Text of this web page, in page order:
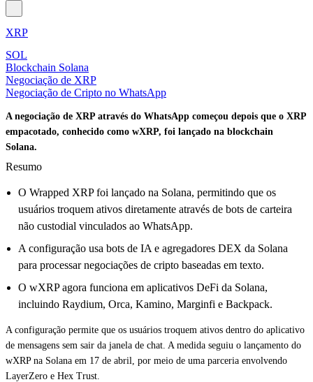
XRP
SOL
Blockchain Solana
Negociação de XRP
Negociação de Cripto no WhatsApp
A negociação de XRP através do WhatsApp começou depois que o XRP
empacotado, conhecido como wXRP, foi lançado na blockchain
Solana.
Resumo
O Wrapped XRP foi lançado na Solana, permitindo que os
usuários troquem ativos diretamente através de bots de carteira
não custodial vinculados ao WhatsApp.
A configuração usa bots de IA e agregadores DEX da Solana
para processar negociações de cripto baseadas em texto.
O wXRP agora funciona em aplicativos DeFi da Solana,
incluindo Raydium, Orca, Kamino, Marginfi e Backpack.
A configuração permite que os usuários troquem ativos dentro do aplicativo
de mensagens sem sair da janela de chat. A medida seguiu o lançamento do
wXRP na Solana em 17 de abril, por meio de uma parceria envolvendo
LayerZero e Hex Trust.